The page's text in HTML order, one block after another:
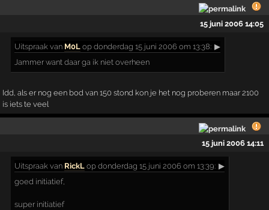
15 juni 2006 14:05
Uitspraak van M0L op donderdag 15 juni 2006 om 13:38: ▶
Jammer want daar ga ik niet overheen
Idd, als er nog een bod van 150 stond kon je het nog proberen maar 2100
is iets te veel
15 juni 2006 14:11
Uitspraak van RickL op donderdag 15 juni 2006 om 13:39: ▶
goed initiatief,
super initiatief